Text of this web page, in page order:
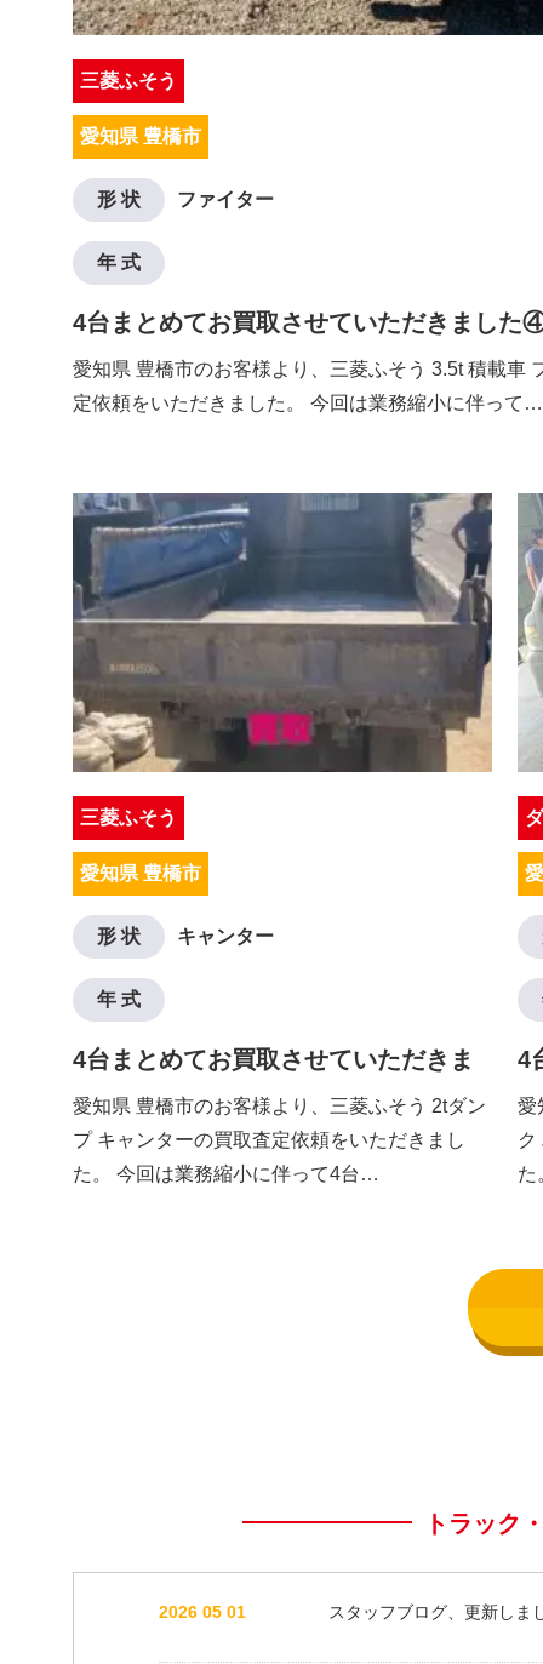
三菱ふそう
愛知県 豊橋市
形 状 ファイター
年 式
4台まとめてお買取させていただきました
愛知県 豊橋市のお客様より、三菱ふそう 3.5t 積載車
定依頼をいただきました。 今回は業務縮小に伴って…
三菱ふそう
愛知県 豊橋市
形 状 キャンター
年 式
4台まとめてお買取させていただきま
した③
愛知県 豊橋市のお客様より、三菱ふそう 2tダン
プ キャンターの買取査定依頼をいただきまし
た。 今回は業務縮小に伴って4台…
4
愛
ク
た
トラック
2026 05 01 スタッフブログ、更新しま